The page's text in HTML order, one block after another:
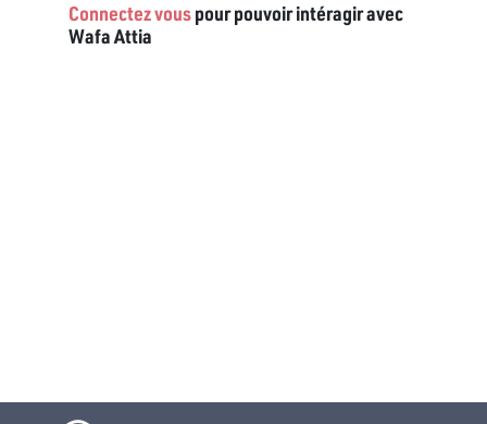
Connectez vouspour pouvoir intéragir avec
Wafa Attia